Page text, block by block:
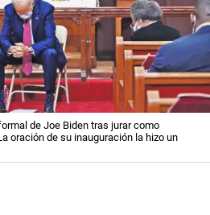
de Joe Biden tras jurar como
oración de su inauguración la hizo un